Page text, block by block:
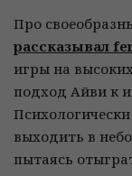
Про
рассказывал
игры на
подход Айви к
выходить в
пытаясь